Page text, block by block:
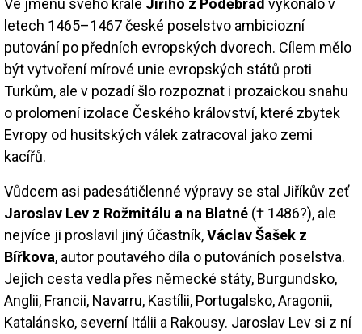
Ve jménu svého krále Jiřího z Poděbrad vykonalo v
letech 1465–1467 české poselstvo ambiciozní
putování po předních evropských dvorech. Cílem mělo
být vytvoření mírové unie evropských států proti
Turkům, ale v pozadí šlo rozpoznat i prozaickou snahu
o prolomení izolace Českého království, které zbytek
Evropy od husitských válek zatracoval jako zemi
kacířů.
Vůdcem asi padesátičlenné výpravy se stal Jiříkův zeť
Jaroslav Lev z Rožmitálu a na Blatné († 1486?), ale
nejvíce ji proslavil jiný účastník,Václav Šašek z
Bířkova, autor poutavého díla o putováních poselstva.
Jejich cesta vedla přes německé státy, Burgundsko,
Anglii, Francii, Navarru, Kastílii, Portugalsko, Aragonii,
Katalánsko, severní Itálii a Rakousy. Jaroslav Lev si z ní